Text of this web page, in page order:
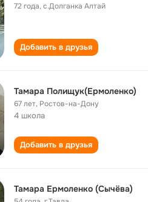
72 года,с.Долганка Алтай
Добавить в друзья
Тамара Полищук(Ермоленко)
67 лет, Ростов-на-Дону
4 школа
Добавить в друзья
Тамара Ермоленко (Сычёва)